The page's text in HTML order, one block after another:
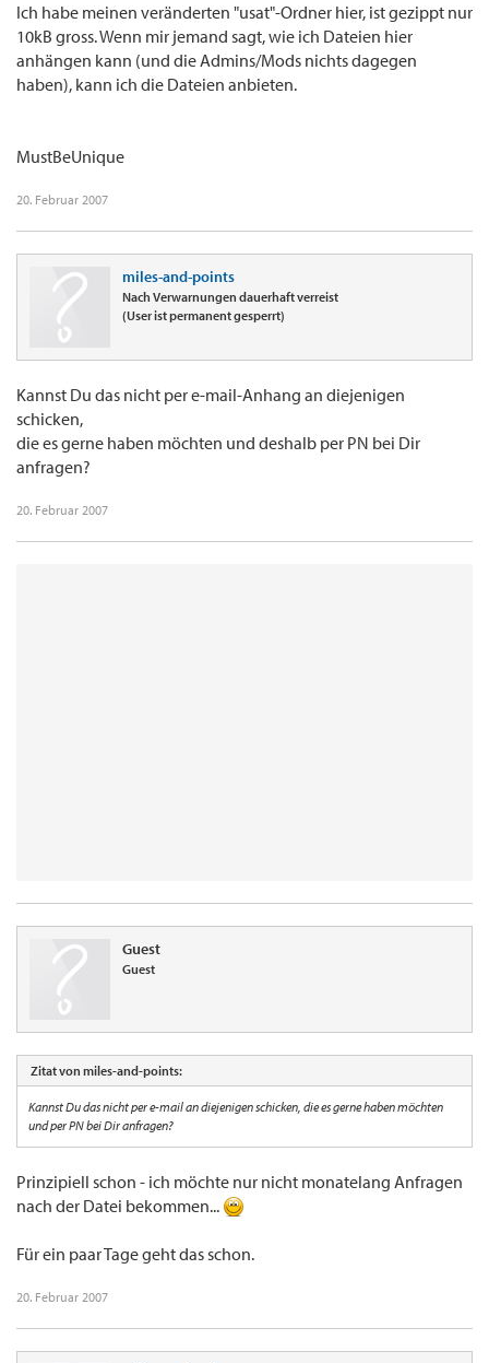
Ich habe meinen veränderten "usat"-Ordner hier, ist gezippt nur
10kB gross. Wenn mir jemand sagt, wie ich Dateien hier
anhängen kann (und die Admins/Mods nichts dagegen
haben), kann ich die Dateien anbieten.
MustBeUnique
20. Februar 2007
miles-and-points
Nach Verwarnungen dauerhaft verreist
(User ist permanent gesperrt)
Kannst Du das nicht per e-mail-Anhang an diejenigen
schicken,
die es gerne haben möchten und deshalb per PN bei Dir
anfragen?
20. Februar 2007
Guest
Guest
Zitat von miles-and-points:
Kannst Du das nicht per e-mail an diejenigen schicken, die es gerne haben möchten
und per PN bei Dir anfragen?
Prinzipiell schon - ich möchte nur nicht monatelang Anfragen
nach der Datei bekommen...
Für ein paar Tage geht das schon.
20. Februar 2007